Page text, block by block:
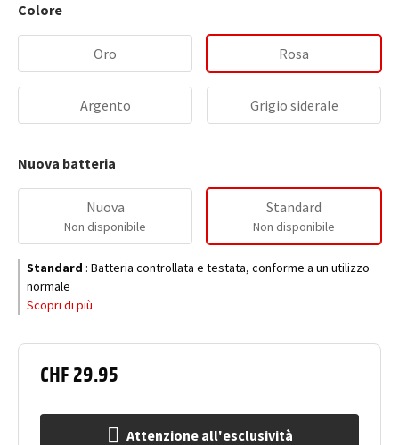
CHF 29.95
Attenzione all'esclusività
Colore
Oro Rosa
Argento Grigio siderale
Nuova batteria
Nuova
Non disponibile
Standard
Non disponibile
Standard : Batteria controllata e testata, conforme a un utilizzo
normale
Scopri di più